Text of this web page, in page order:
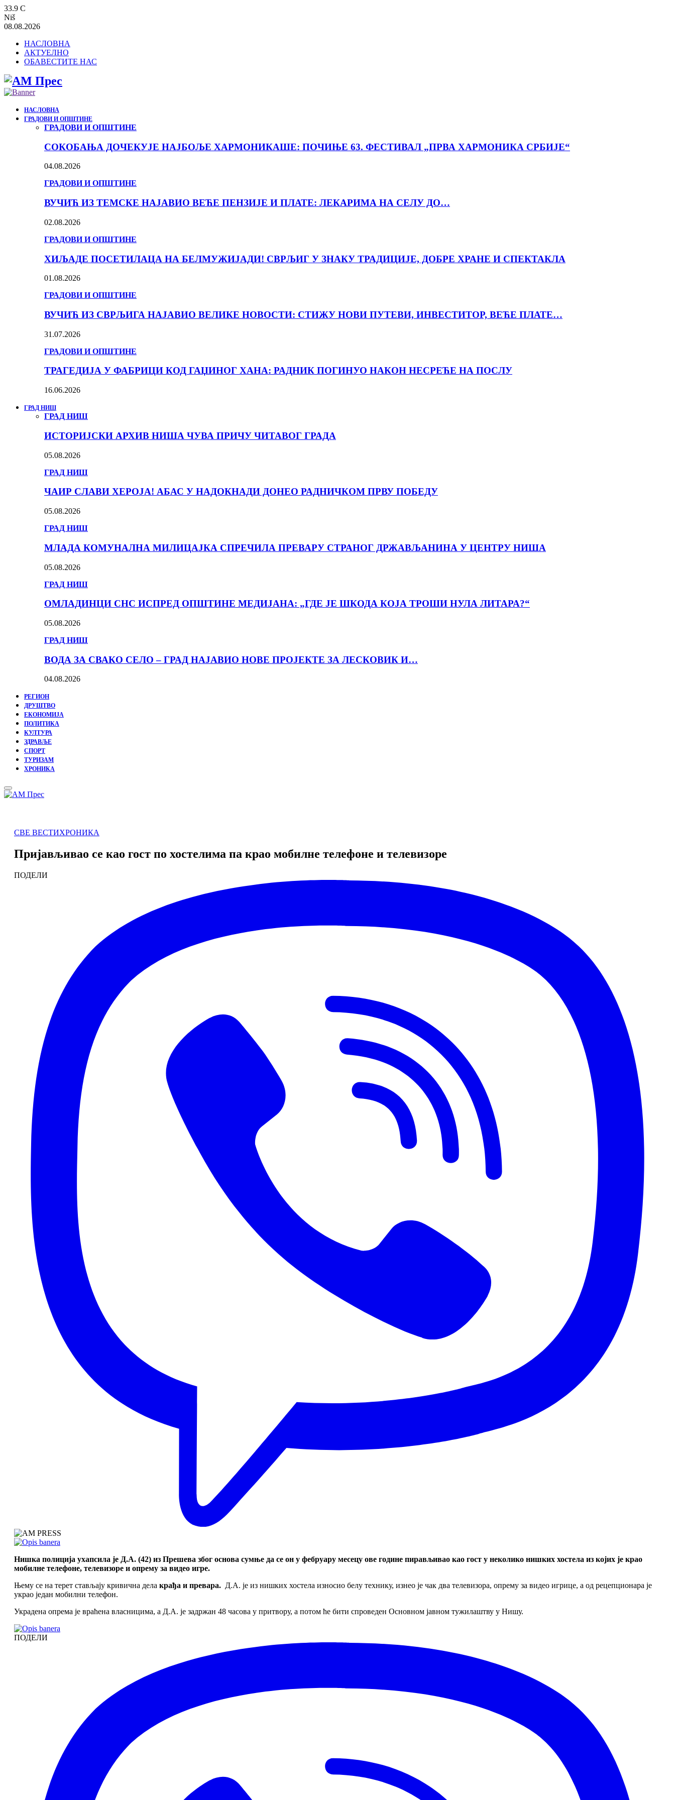
33.9 C
Niš
08.08.2026
НАСЛОВНА
АКТУЕЛНО
ОБАВЕСТИТЕ НАС
НАСЛОВНА
ГРАДОВИ И ОПШТИНЕ
ГРАДОВИ И ОПШТИНЕ
СОКОБАЊА ДОЧЕКУЈЕ НАЈБОЉЕ ХАРМОНИКАШЕ: ПОЧИЊЕ 63. ФЕСТИВАЛ „ПРВА ХАРМОНИКА СРБИЈЕ“
04.08.2026
ГРАДОВИ И ОПШТИНЕ
ВУЧИЋ ИЗ ТЕМСКЕ НАЈАВИО ВЕЋЕ ПЕНЗИЈЕ И ПЛАТЕ: ЛЕКАРИМА НА СЕЛУ ДО…
02.08.2026
ГРАДОВИ И ОПШТИНЕ
ХИЉАДЕ ПОСЕТИЛАЦА НА БЕЛМУЖИЈАДИ! СВРЉИГ У ЗНАКУ ТРАДИЦИЈЕ, ДОБРЕ ХРАНЕ И СПЕКТАКЛА
01.08.2026
ГРАДОВИ И ОПШТИНЕ
ВУЧИЋ ИЗ СВРЉИГА НАЈАВИО ВЕЛИКЕ НОВОСТИ: СТИЖУ НОВИ ПУТЕВИ, ИНВЕСТИТОР, ВЕЋЕ ПЛАТЕ…
31.07.2026
ГРАДОВИ И ОПШТИНЕ
ТРАГЕДИЈА У ФАБРИЦИ КОД ГАЏИНОГ ХАНА: РАДНИК ПОГИНУО НАКОН НЕСРЕЋЕ НА ПОСЛУ
16.06.2026
ГРАД НИШ
ГРАД НИШ
ИСТОРИЈСКИ АРХИВ НИША ЧУВА ПРИЧУ ЧИТАВОГ ГРАДА
05.08.2026
ГРАД НИШ
ЧАИР СЛАВИ ХЕРОЈА! АБАС У НАДОКНАДИ ДОНЕО РАДНИЧКОМ ПРВУ ПОБЕДУ
05.08.2026
ГРАД НИШ
МЛАДА КОМУНАЛНА МИЛИЦАЈКА СПРЕЧИЛА ПРЕВАРУ СТРАНОГ ДРЖАВЉАНИНА У ЦЕНТРУ НИША
05.08.2026
ГРАД НИШ
ОМЛАДИНЦИ СНС ИСПРЕД ОПШТИНЕ МЕДИЈАНА: „ГДЕ ЈЕ ШКОДА КОЈА ТРОШИ НУЛА ЛИТАРА?“
05.08.2026
ГРАД НИШ
ВОДА ЗА СВАКО СЕЛО – ГРАД НАЈАВИО НОВЕ ПРОЈЕКТЕ ЗА ЛЕСКОВИК И…
04.08.2026
РЕГИОН
ДРУШТВО
ЕКОНОМИЈА
ПОЛИТИКА
КУЛТУРА
ЗДРАВЉЕ
СПОРТ
ТУРИЗАМ
ХРОНИКА
Primary
Menu
СВЕ ВЕСТИХРОНИКА
Пријављивао се као гост по хостелима па крао мобилне телефоне и телевизоре
ПОДЕЛИ
Нишка полиција ухапсила је Д.А. (42) из Прешева због основа сумње да се он у фебруару месецу ове године пирављивао као гост у неколико нишких хостела из којих је крао
мобилне телефоне, телевизоре и опрему за видео игре.
Њему се на терет стављају кривична дела крађа и превара. Д.А. је из нишких хостела износио белу технику, изнео је чак два телевизора, опрему за видео игрице, а од рецепционара је
украо један мобилни телефон.
Украдена опрема је враћена власницима, а Д.А. је задржан 48 часова у притвору, а потом ће бити спроведен Основном јавном тужилаштву у Нишу.
ПОДЕЛИ